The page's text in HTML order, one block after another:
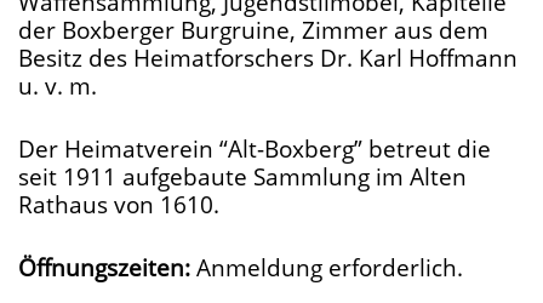
der Boxberger Burgruine, Zimmer aus dem
Besitz des Heimatforschers Dr. Karl Hoffmann
u. v. m.
Der Heimatverein “Alt-Boxberg” betreut die
seit 1911 aufgebaute Sammlung im Alten
Rathaus von 1610.
Öffnungszeiten:Anmeldung erforderlich.